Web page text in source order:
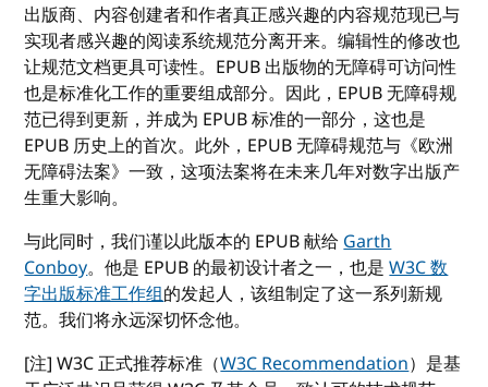
出版商、内容创建者和作者真正感兴趣的内容规范现已与
实现者感兴趣的阅读系统规范分离开来。编辑性的修改也
让规范文档更具可读性。EPUB 出版物的无障碍可访问性
也是标准化工作的重要组成部分。因此，EPUB 无障碍规
范已得到更新，并成为 EPUB 标准的一部分，这也是
EPUB 历史上的首次。此外，EPUB 无障碍规范与《欧洲
无障碍法案》一致，这项法案将在未来几年对数字出版产
生重大影响。
与此同时，我们谨以此版本的 EPUB 献给 Garth
Conboy。他是 EPUB 的最初设计者之一，也是W3C 数
字出版标准工作组的发起人，该组制定了这一系列新规
范。我们将永远深切怀念他。
[注] W3C 正式推荐标准（W3C Recommendation）是基